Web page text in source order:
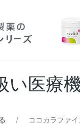
い医療
ココカラファ